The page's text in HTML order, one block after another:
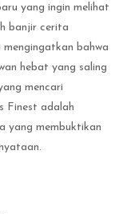
yang ingin melihat
banjir cerita
mengingatkan bahwa
hebat yang saling
mencari
Finest adalah
yang membuktikan